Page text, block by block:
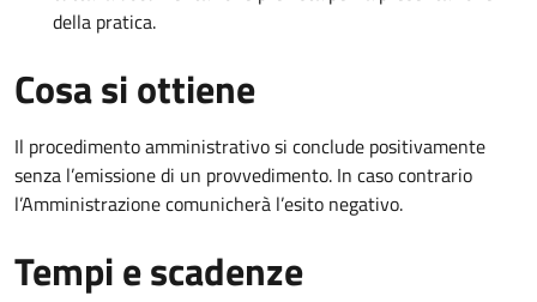
della pratica.
Cosa si ottiene
Il procedimento amministrativo si conclude positivamente
senza l’emissione di un provvedimento. In caso contrario
l’Amministrazione comunicherà l’esito negativo.
Tempi e scadenze